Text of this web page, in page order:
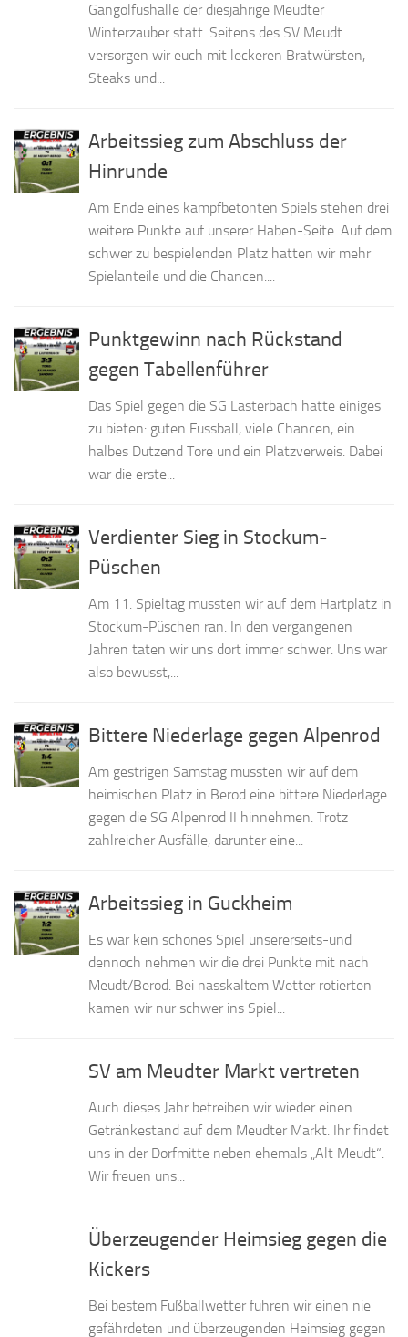
Gangolfushalle der diesjährige Meudter
Winterzauber statt. Seitens des SV Meudt
versorgen wir euch mit leckeren Bratwürsten,
Steaks und...
Arbeitssieg zum Abschluss der
Hinrunde
Am Ende eines kampfbetonten Spiels stehen drei
weitere Punkte auf unserer Haben-Seite. Auf dem
schwer zu bespielenden Platz hatten wir mehr
Spielanteile und die Chancen....
Punktgewinn nach Rückstand
gegen Tabellenführer
Das Spiel gegen die SG Lasterbach hatte einiges
zu bieten: guten Fussball, viele Chancen, ein
halbes Dutzend Tore und ein Platzverweis. Dabei
war die erste...
Verdienter Sieg in Stockum-
Püschen
Am 11. Spieltag mussten wir auf dem Hartplatz in
Stockum-Püschen ran. In den vergangenen
Jahren taten wir uns dort immer schwer. Uns war
also bewusst,...
Bittere Niederlage gegen Alpenrod
Am gestrigen Samstag mussten wir auf dem
heimischen Platz in Berod eine bittere Niederlage
gegen die SG Alpenrod II hinnehmen. Trotz
zahlreicher Ausfälle, darunter eine...
Arbeitssieg in Guckheim
Es war kein schönes Spiel unsererseits-und
dennoch nehmen wir die drei Punkte mit nach
Meudt/Berod. Bei nasskaltem Wetter rotierten
kamen wir nur schwer ins Spiel...
SV am Meudter Markt vertreten
Auch dieses Jahr betreiben wir wieder einen
Getränkestand auf dem Meudter Markt. Ihr findet
uns in der Dorfmitte neben ehemals „Alt Meudt“.
Wir freuen uns...
Überzeugender Heimsieg gegen die
Kickers
Bei bestem Fußballwetter fuhren wir einen nie
gefährdeten und überzeugenden Heimsieg gegen